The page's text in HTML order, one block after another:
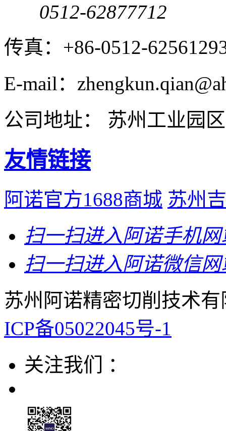
0512-62877712
传真：+86-0512-
E-mail：
公司地址： 苏州工业园
友情链接
阿诺官方1688商城 苏州
扫一扫进入阿诺手机网
扫一扫进入阿诺微信网
苏州阿诺精密切削技术
ICP备05022045号-1
关注我们 ：